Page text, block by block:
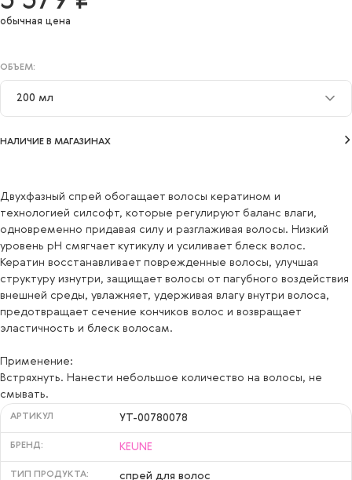
ОБЪЕМ:
200 мл
200 мл
обычная цена
НАЛИЧИЕ В МАГАЗИНАХ
Двухфазный спрей обогащает волосы кератином и
технологией силсофт, которые регулируют баланс влаги,
одновременно придавая силу и разглаживая волосы. Низкий
уровень рН смягчает кутикулу и усиливает блеск волос.
Кератин восстанавливает поврежденные волосы, улучшая
структуру изнутри, защищает волосы от пагубного воздействия
внешней среды, увлажняет, удерживая влагу внутри волоса,
предотвращает сечение кончиков волос и возвращает
эластичность и блеск волосам.
Применение:
Встряхнуть. Нанести небольшое количество на волосы, не
смывать.
АРТИКУЛ УТ-00780078
БРЕНД: KEUNE
ТИП ПРОДУКТА: спрей для волос